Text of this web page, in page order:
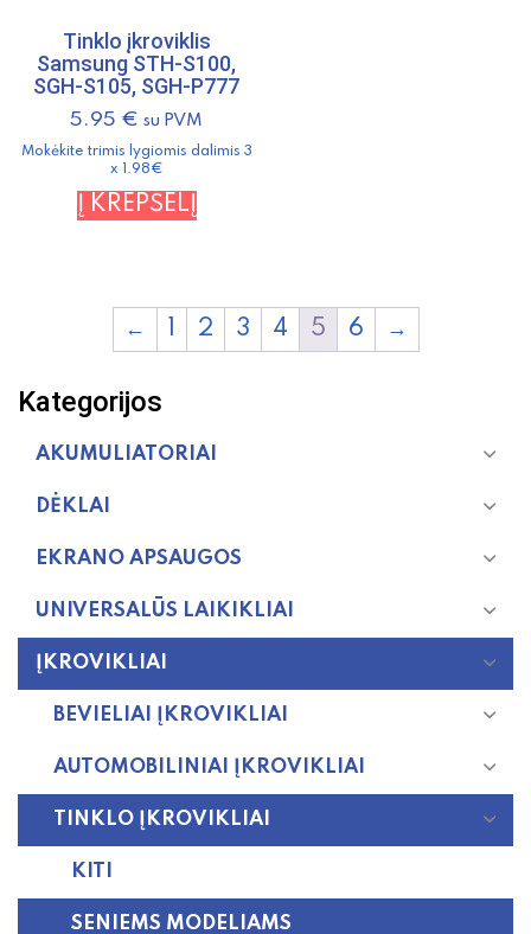
Tinklo įkroviklis
Samsung STH-S100,
SGH-S105, SGH-P777
5.95 € su PVM
Mokėkite trimis lygiomis dalimis 3
x 1.98€
Į KREPŠELĮ
← 2 3 4 5 6 →
Kategorijos
AKUMULIATORIAI
DĖKLAI
EKRANO APSAUGOS
UNIVERSALŪS LAIKIKLIAI
ĮKROVIKLIAI
BEVIELIAI ĮKROVIKLIAI
AUTOMOBILINIAI ĮKROVIKLIAI
TINKLO ĮKROVIKLIAI
KITI
SENIEMS MODELIAMS